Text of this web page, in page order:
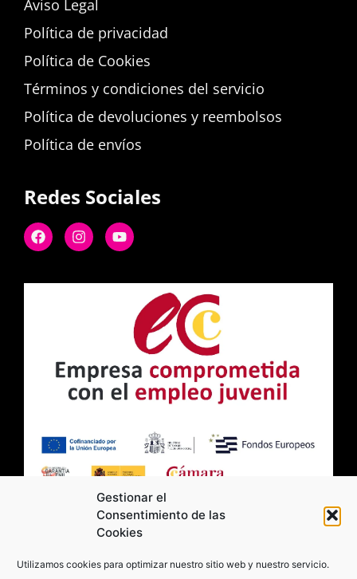
Gestionar el
Consentimiento de las
Cookies
Utilizamos cookies para optimizar nuestro sitio web y nuestro servicio.
Aviso Legal
Política de privacidad
Política de Cookies
Términos y condiciones del servicio
Política de devoluciones y reembolsos
Política de envíos
Redes Sociales
2026 Moviltick technologies. Todos los